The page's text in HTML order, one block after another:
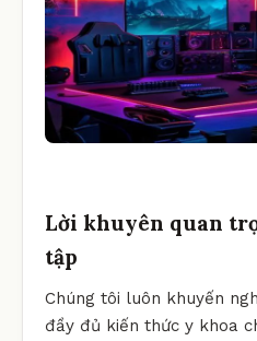
Lời khuyên quan
tập
Chúng tôi luôn khuyến
đầy đủ kiến thức y khoa